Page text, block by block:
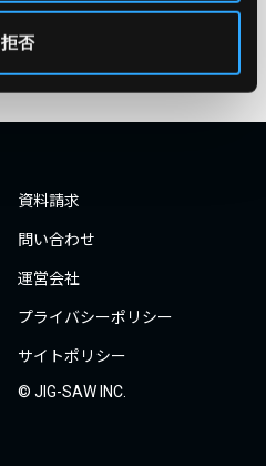
拒否
資料請求
問い合わせ
運営会社
プライバシーポリシー
サイトポリシー
© JIG-SAW INC.